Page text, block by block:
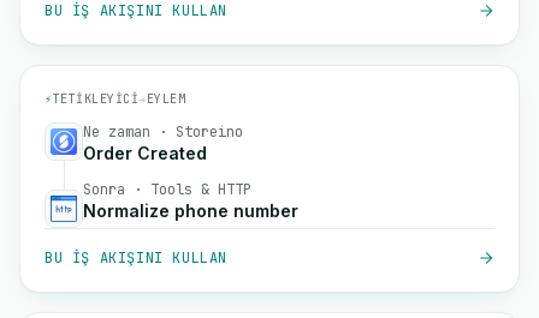
BU IŞ AKIŞINI KULLAN
⚡TETIKLEYICI→EYLEM
Ne zaman · Storeino
Order Created
Sonra · Tools & HTTP
Normalize phone number
BU IŞ AKIŞINI KULLAN